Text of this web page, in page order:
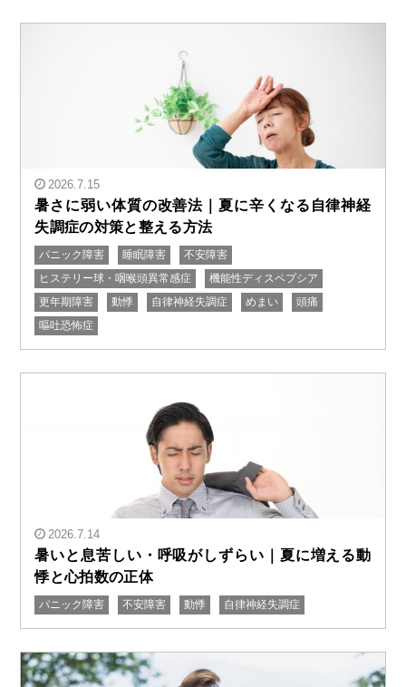
" alt="暑さに弱い体質の改善法｜夏に辛くなる自律神経
失調症の対策と整える方法"/>
2026.7.15
暑さに弱い体質の改善法｜夏に辛くなる自律神経
失調症の対策と整える方法
パニック障害 睡眠障害
不安障害
ヒステリー球・咽喉頭異常感症
機能性ディスペプシア
更年期障害
動悸 自律神経失調症 めまい
頭痛
嘔吐恐怖症
" alt="暑いと息苦しい・呼吸がしずらい｜夏に増える動
2026.7.14
暑いと息苦しい・呼吸がしずらい｜夏に増える動
悸と心拍数の正体
パニック障害 不安障害 動悸 自律神経失調症